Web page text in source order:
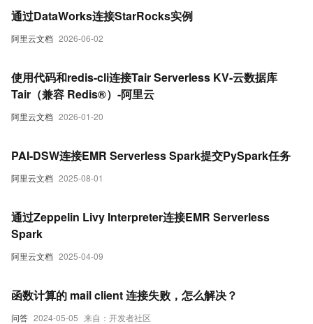
阿里云文档 2026-06-02
通过DataWorks连接StarRocks实例
阿里云文档 2026-01-20
使用代码和redis-cli连接Tair Serverless KV-云数据库
Tair（兼容 Redis®）-阿里云
阿里云文档 2025-08-01
PAI-DSW连接EMR Serverless Spark提交PySpark任务
阿里云文档 2025-04-09
通过Zeppelin Livy Interpreter连接EMR Serverless
Spark
问答 2024-05-05 来自：开发者社区
函数计算的 mail client 连接失败，怎么解决？